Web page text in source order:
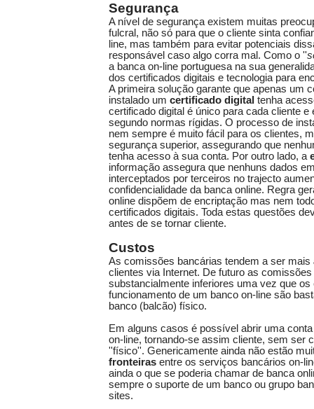
Segurança
A nível de segurança existem muitas
fulcral, não só para que o cliente sinta
line, mas também para evitar potenciais
responsável caso algo corra mal. Como o ''
a banca on-line portuguesa na sua
dos certificados digitais e tecnologia para
A primeira solução garante que apenas um
instalado um certificado digital tenha
certificado digital é único para cada cliente e
segundo normas rígidas. O processo de
nem sempre é muito fácil para os clientes,
segurança superior, assegurando que
tenha acesso à sua conta. Por outro lado, a
informação assegura que nenhuns dados
interceptados por terceiros no trajecto
confidencialidade da banca online. Regra
online dispõem de encriptação mas nem
certificados digitais. Toda estas questões
antes de se tornar cliente.
Custos
As comissões bancárias tendem a ser mais
clientes via Internet. De futuro as
substancialmente inferiores uma vez que os
funcionamento de um banco on-line são
banco (balcão) físico.
Em alguns casos é possível abrir uma
on-line, tornando-se assim cliente, sem ser
''físico''. Genericamente ainda não estão
fronteiras entre os serviços bancários on-
ainda o que se poderia chamar de banca
sempre o suporte de um banco ou grupo
sites.